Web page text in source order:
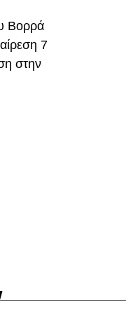
21’ χωρίς
Βορρά
7
στην